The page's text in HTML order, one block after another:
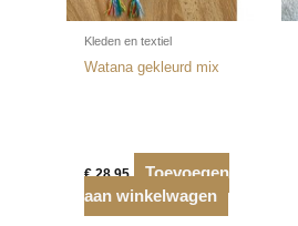
Kleden en textiel
Watana gekleurd mix
€28,95
Toevoegen
aan winkelwagen